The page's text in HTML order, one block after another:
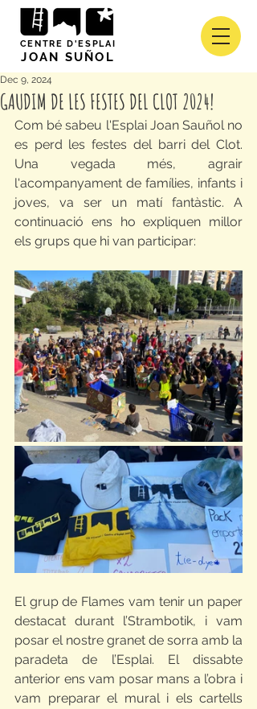
CENTRE D'ESPLAI
JOAN SUÑOL
GAUDIM DE LES FESTES DEL CLOT 2024!
Dec 9, 2024
Com bé sabeu l'Esplai Joan Sauñol no
es perd les festes del barri del Clot.
Una vegada més, agrair
l'acompanyament de famílies, infants i
joves, va ser un matí fantàstic. A
continuació ens ho expliquen millor
els grups que hi van participar:
El grup de Flames vam tenir un paper
destacat durant l’Strambotik, i vam
posar el nostre granet de sorra amb la
paradeta de l’Esplai. El dissabte
anterior ens vam posar mans a l’obra i
vam preparar el mural i els cartells